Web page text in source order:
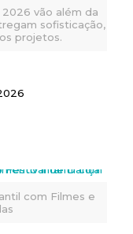
vão além da
sofisticação,
projetos.
com Filmes e